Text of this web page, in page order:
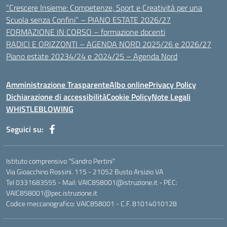
“Crescere Insieme: Competenze, Sport e Creatività per una
Scuola senza Confini” – PIANO ESTATE 2026/27
FORMAZIONE IN CORSO – formazione docenti
RADICI E ORIZZONTI – AGENDA NORD 2025/26 e 2026/27
Piano estate 20234/24 e 2024/25 – Agenda Nord
Amministrazione TrasparenteAlbo onlinePrivacy Policy
Dichiarazione di accessibilitàCookie PolicyNote Legali
WHISTLEBLOWING
Seguici su:
Istituto comprensivo "Sandro Pertini"
Via Gioacchino Rossini. 115 - 21052 Busto Arsizio VA
Tel 0331683555 - Mail: VAIC858001@istruzione.it - PEC:
VAIC858001@pec.istruzione.it
Codice meccanografico: VAIC858001 - C.F. 81014010128